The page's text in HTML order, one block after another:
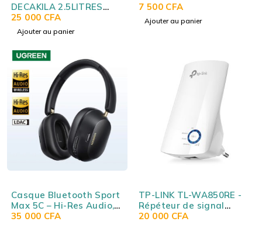
DECAKILA 2.5LITRES
KEMG016M
25 000 CFA
Ajouter au panier
7 500 CFA
Ajouter au panier
Casque Bluetooth Sport
Max 5C – Hi-Res Audio,
ANC adaptative hybride,
35 000 CFA
TP-LINK TL-WA850RE -
Répéteur de signal
Wireless N 300 Mbps
20 000 CFA